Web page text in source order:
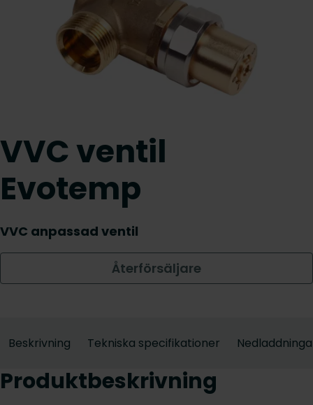
VVC ventil
Evotemp
VVC anpassad ventil
Återförsäljare
Beskrivning Tekniska specifikationer
Produktbeskrivning